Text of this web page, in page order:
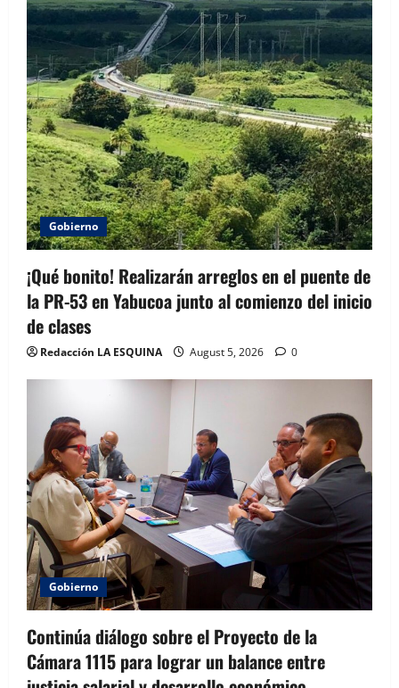
Gobierno
¡Qué bonito! Realizarán arreglos en el puente de
la PR-53 en Yabucoa junto al comienzo del inicio
de clases
Redacción LA ESQUINA August 5, 2026 0
Gobierno
Continúa diálogo sobre el Proyecto de la
Cámara 1115 para lograr un balance entre